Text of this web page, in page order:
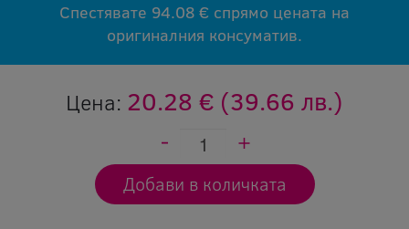
Спестявате 94.08 € спрямо цената на
оригиналния консуматив.
Цена: 20.28 € (39.66 лв.)